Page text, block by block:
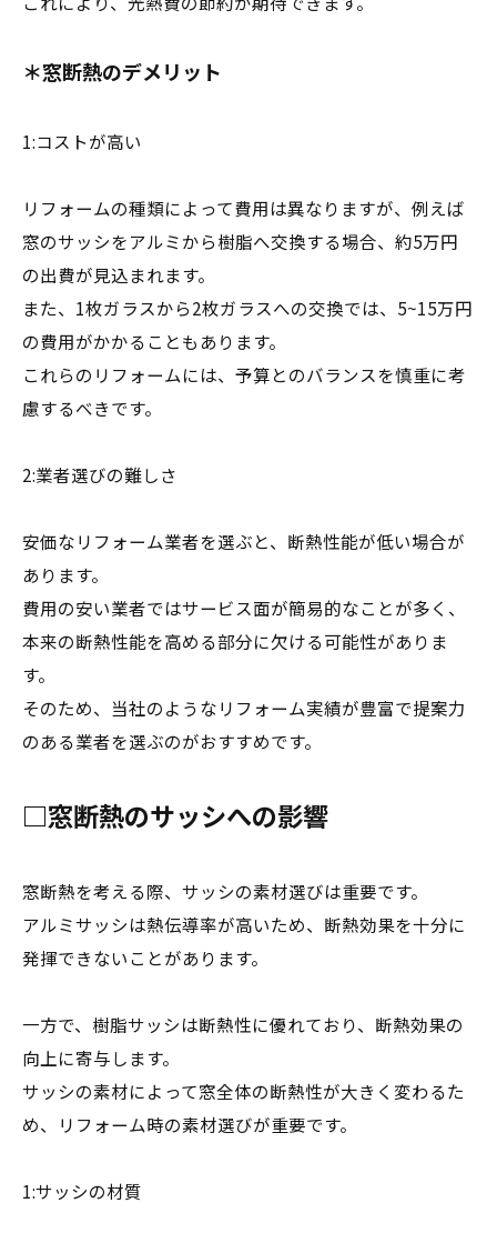
＊窓断熱のデメリット
1:コストが高い
リフォームの種類によって費用は異なりますが、例えば
窓のサッシをアルミから樹脂へ交換する場合、約5万円
の出費が見込まれます。
また、1枚ガラスから2枚ガラスへの交換では、5~15万円
の費用がかかることもあります。
これらのリフォームには、予算とのバランスを慎重に考
慮するべきです。
2:業者選びの難しさ
安価なリフォーム業者を選ぶと、断熱性能が低い場合が
あります。
費用の安い業者ではサービス面が簡易的なことが多く、
本来の断熱性能を高める部分に欠ける可能性がありま
す。
そのため、当社のようなリフォーム実績が豊富で提案力
のある業者を選ぶのがおすすめです。
□窓断熱のサッシへの影響
窓断熱を考える際、サッシの素材選びは重要です。
アルミサッシは熱伝導率が高いため、断熱効果を十分に
発揮できないことがあります。
一方で、樹脂サッシは断熱性に優れており、断熱効果の
向上に寄与します。
サッシの素材によって窓全体の断熱性が大きく変わるた
め、リフォーム時の素材選びが重要です。
1:サッシの材質